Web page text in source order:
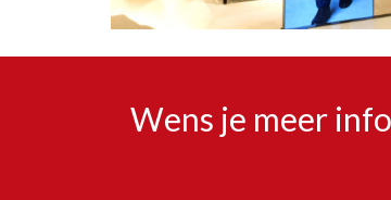
Wens je meer